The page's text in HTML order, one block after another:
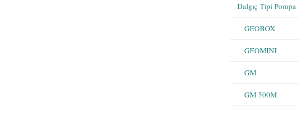
Dalgıç Tipi Pompa
GEOBOX
GEOMINI
GM
GM 500M